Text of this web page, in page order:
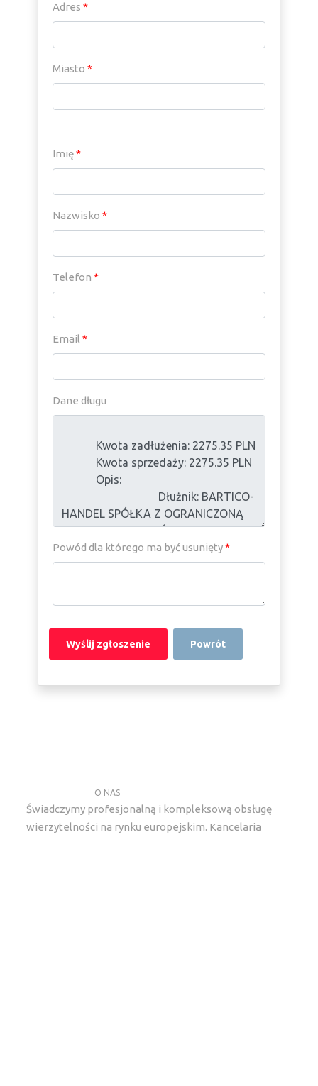
Adres*
Miasto*
Imię*
Nazwisko*
Telefon*
Email*
Dane długu
Powód dla którego ma być usunięty*
Powrót
O NAS
Świadczymy profesjonalną i kompleksową obsługę
wierzytelności na rynku europejskim. Kancelaria